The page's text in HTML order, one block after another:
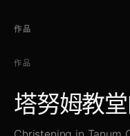
作品
作品
塔努姆教